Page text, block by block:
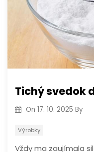
Tichý svedok
On 17. 10. 2025 By
Výrobky
Vždy ma zaujímala